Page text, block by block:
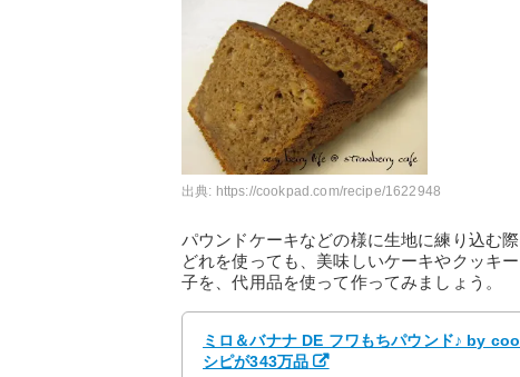
出典: https://cookpad.com/recipe/1622948
パウンドケーキなどの様に生地に練り込む
どれを使っても、美味しいケーキやクッキ
子を、代用品を使って作ってみましょう。
ミロ＆バナナ DE フワもちパウンド♪ by
シピが343万品